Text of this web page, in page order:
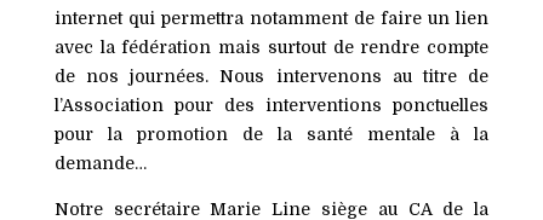
internet qui permettra notamment de faire un lien
avec la fédération mais surtout de rendre compte
de nos journées. Nous intervenons au titre de
l’Association pour des interventions ponctuelles
pour la promotion de la santé mentale à la
demande…
Notre secrétaire Marie Line siège au CA de la